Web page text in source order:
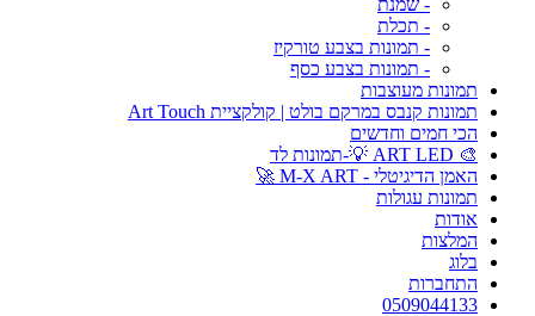
- שמנת
- תכלת
- תמונות בצבע טורקיז
- תמונות בצבע כסף
תמונות מעוצבות
תמונות קנבס במרקם בולט | קולקציית Art Touch
הכי חמים וחדשים
🎨 ART LED 💡-תמונות לד
האמן הדיגיטלי - M-X ART 🚀
תמונות עגולות
אודות
המלצות
בלוג
התחברות
0509044133